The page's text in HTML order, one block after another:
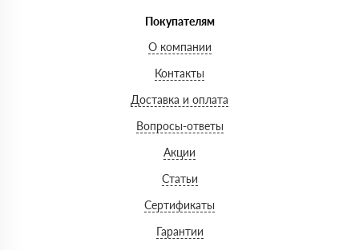
Покупателям
О компании
Контакты
Доставка и оплата
Вопросы-ответы
Акции
Статьи
Сертификаты
Гарантии